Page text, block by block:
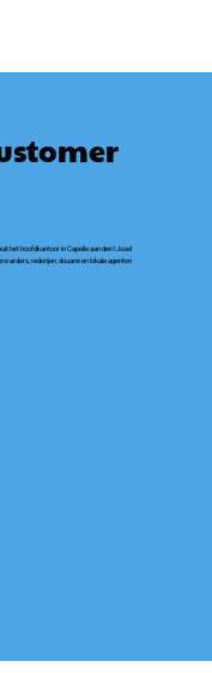
het hoofdkantoor in Capelle aan den IJssel
rederijen, douane en lokale agenten